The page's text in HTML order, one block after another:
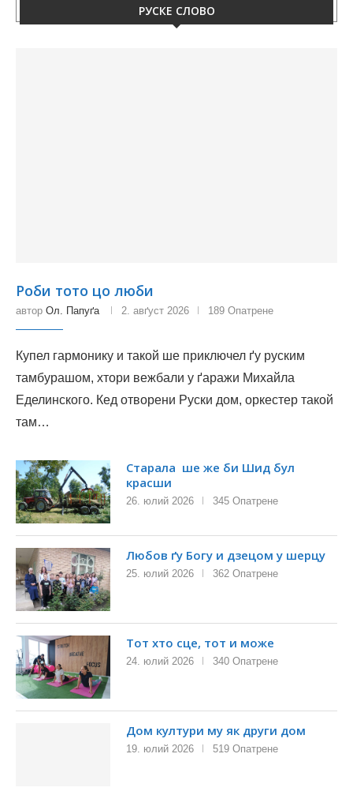
РУСКЕ СЛОВО
Роби тото цо люби
автор Ол. Папуґа 2. авґуст 2026 189 Опатрене
Купел гармонику и такой ше приключел ґу руским
тамбурашом, хтори вежбали у ґаражи Михайла
Еделинского. Кед отворени Руски дом, оркестер такой
там…
Старала ше же би Шид бул
красши
26. юлий 2026 345 Опатрене
Любов ґу Богу и дзецом у шерцу
25. юлий 2026 362 Опатрене
Тот хто сце, тот и може
24. юлий 2026 340 Опатрене
Дом култури му як други дом
19. юлий 2026 519 Опатрене